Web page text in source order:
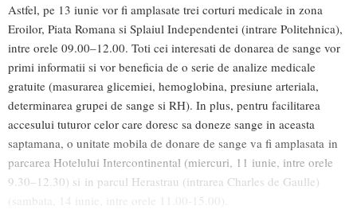
Astfel, pe 13 iunie vor fi amplasate trei corturi medicale in zona
Eroilor, Piata Romana si Splaiul Independentei (intrare Politehnica),
intre orele 09.00–12.00. Toti cei interesati de donarea de sange vor
primi informatii si vor beneficia de o serie de analize medicale
gratuite (masurarea glicemiei, hemoglobina, presiune arteriala,
determinarea grupei de sange si RH). In plus, pentru facilitarea
accesului tuturor celor care doresc sa doneze sange in aceasta
saptamana, o unitate mobila de donare de sange va fi amplasata in
parcarea Hotelului Intercontinental (miercuri, 11 iunie, intre orele
9.30–12.30) si in parcul Herastrau (intrarea Charles de Gaulle)
(sambata, 14 iunie, intre orele 11.00-15.00).